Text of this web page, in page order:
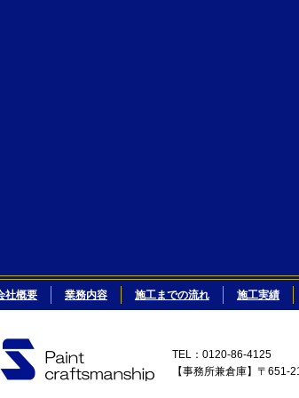
社概要 業務内容 施工までの流れ 施工実績
TEL：0120-86-4125
【事務所兼倉庫】〒